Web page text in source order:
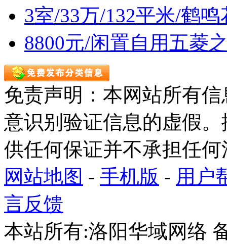
3室/33万/132平米/鹤
8800元/闲置自用五菱
免责声明：本网站所有
意识别验证信息的虚假
供任何保证并不承担任
网站地图 - 手机版 - 用户
言反馈
本站所有:洛阳华域网络